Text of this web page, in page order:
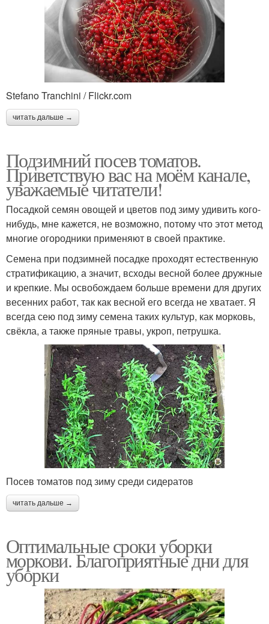
Stefano Tranchini / Flickr.com
читать дальше →
Подзимний посев томатов.
Приветствую вас на моём канале,
уважаемые читатели!
Посадкой семян овощей и цветов под зиму удивить кого-
нибудь, мне кажется, не возможно, потому что этот метод
многие огородники применяют в своей практике.
Семена при подзимней посадке проходят естественную
стратификацию, а значит, всходы весной более дружные
и крепкие. Мы освобождаем больше времени для других
весенних работ, так как весной его всегда не хватает. Я
всегда сею под зиму семена таких культур, как морковь,
свёкла, а также пряные травы, укроп, петрушка.
Посев томатов под зиму среди сидератов
читать дальше →
Оптимальные сроки уборки
моркови. Благоприятные дни для
уборки